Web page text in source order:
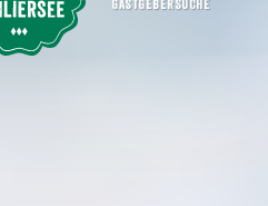
Rennrad-Reibn mit den Pushbikers
GASTGEBERSUCHE